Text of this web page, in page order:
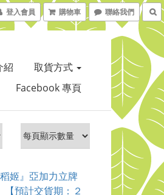
登入會員 購物車 聯絡我們
紹
取貨方式
Facebook 專頁